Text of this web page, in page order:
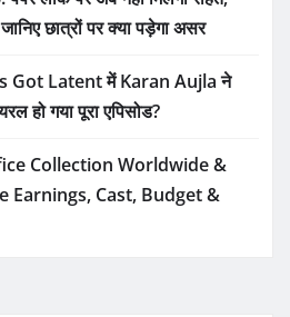
छात्रों पर क्या पड़ेगा असर
Got Latent में Karan Aujla ने
हो गया पूरा एपिसोड?
Collection Worldwide &
Earnings, Cast, Budget &